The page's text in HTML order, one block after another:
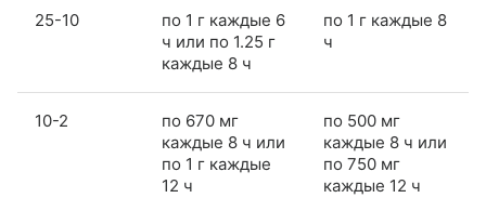
25-10
по 1 г каждые 6
ч или по 1.25 г
каждые 8 ч
по 1 г каждые 8
ч
10-2
по 670 мг
каждые 8 ч или
по 1 г каждые
12 ч
по 500 мг
каждые 8 ч или
по 750 мг
каждые 12 ч